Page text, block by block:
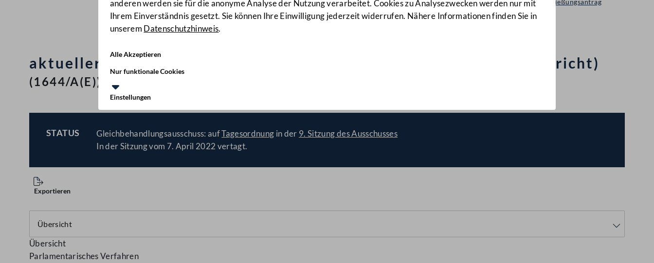
anderen werden sie für die anonyme Analyse der Nutzung verarbeitet. Cookies zu Analysezwecken werden nur mit
Ihrem Einverständnis gesetzt. Sie können Ihre Einwilligung jederzeit widerrufen. Nähere Informationen finden Sie in
unserem Datenschutzhinweis.
Alle Akzeptieren
Nur funktionale Cookies
Einstellungen
Selbständiger Entschließungsantrag
1644/A(E)
aktueller Bericht zur Situation von Frauen in Österreich (Frauenbericht)
(1644/A(E))
STATUS
BESCHLOSSEN
Gleichbehandlungsausschuss: aufTagesordnung in der 9. Sitzung des Ausschusses
In der Sitzung vom 7. April 2022 vertagt.
Exportieren
Übersicht
Parlamentarisches Verfahren